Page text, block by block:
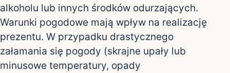
alkoholu lub innych środków odurzających.
Warunki pogodowe mają wpływ na realizację
prezentu. W przypadku drastycznego
załamania się pogody (skrajne upały lub
minusowe temperatury, opady